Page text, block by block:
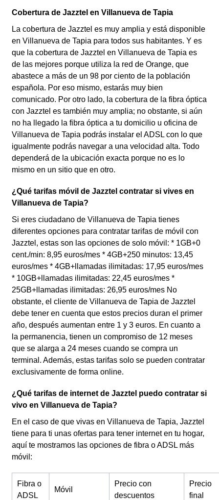
Cobertura de Jazztel en Villanueva de Tapia
La cobertura de Jazztel es muy amplia y está disponible
en Villanueva de Tapia para todos sus habitantes. Y es
que la cobertura de Jazztel en Villanueva de Tapia es
de las mejores porque utiliza la red de Orange, que
abastece a más de un 98 por ciento de la población
española. Por eso mismo, estarás muy bien
comunicado. Por otro lado, la cobertura de la fibra óptica
con Jazztel es también muy amplia; no obstante, si aún
no ha llegado la fibra óptica a tu domicilio u oficina de
Villanueva de Tapia podrás instalar el ADSL con lo que
igualmente podrás navegar a una velocidad alta. Todo
dependerá de la ubicación exacta porque no es lo
mismo en un sitio que en otro.
¿Qué tarifas móvil de Jazztel contratar si vives en
Villanueva de Tapia?
Si eres ciudadano de Villanueva de Tapia tienes
diferentes opciones para contratar tarifas de móvil con
Jazztel, estas son las opciones de solo móvil: * 1GB+0
cent./min: 8,95 euros/mes * 4GB+250 minutos: 13,45
euros/mes * 4GB+llamadas ilimitadas: 17,95 euros/mes
* 10GB+llamadas ilimitadas: 22,45 euros/mes *
25GB+llamadas ilimitadas: 26,95 euros/mes No
obstante, el cliente de Villanueva de Tapia de Jazztel
debe tener en cuenta que estos precios duran el primer
año, después aumentan entre 1 y 3 euros. En cuanto a
la permanencia, tienen un compromiso de 12 meses
que se alarga a 24 meses cuando se compra un
terminal. Además, estas tarifas solo se pueden contratar
exclusivamente de forma online.
¿Qué tarifas de internet de Jazztel puedo contratar si
vivo en Villanueva de Tapia?
En el caso de que vivas en Villanueva de Tapia, Jazztel
tiene para ti unas ofertas para tener internet en tu hogar,
aquí te mostramos las opciones de fibra o ADSL más
móvil:
Fibra o
ADSL
Móvil
Precio con
descuentos
Precio
final